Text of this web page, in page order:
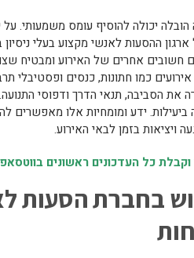
הובלה יכולה להוסיף עומס משמעותי.
ההסעות לאנשי מקצוע בעלי
חשובים אחרים של האירוע ומבטיח
כמו חתונות, כנסים ופסטיבלי
את הסביבה, תנאי הדרך ודפוסי
ידע ומומחיות אלו מאפשרים
ויציאות בזמן לבאי האירוע.
כל העדכונים ראשונים
בחברת הסעות